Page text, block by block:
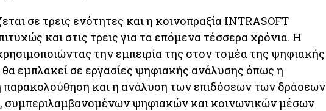
σε τρεις ενότητες και η κοινοπραξία INTRASOFT
και στις τρεις για τα επόμενα τέσσερα χρόνια. Η
την εμπειρία της στον τομέα της ψηφιακής
θα εμπλακεί σε εργασίες ψηφιακής ανάλυσης όπως η
παρακολούθηση και η ανάλυση των επιδόσεων των δράσεων
συμπεριλαμβανομένων ψηφιακών και κοινωνικών μέσων